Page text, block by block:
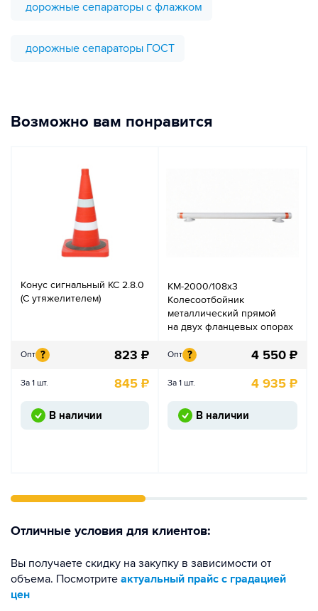
дорожные сепараторы с флажком
дорожные сепараторы ГОСТ
Возможно вам понравится
Конус сигнальный КС 2.8.0
(С утяжелителем)
Опт ? 823 ₽
За 1 шт. 845 ₽
В наличии
КМ-2000/108х3
Колесоотбойник
металлический прямой
на двух фланцевых опорах
Опт ? 4 550 ₽
За 1 шт. 4 935 ₽
В наличии
Отличные условия для клиентов:
Вы получаете скидку на закупку в зависимости от
объема. Посмотрите актуальный прайс с градацией
цен